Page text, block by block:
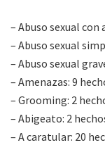
– Abuso sexual con
– Abuso sexual
– Abuso sexual
– Amenazas: 9
– Grooming: 2
– Abigeato: 2
– A caratular: 20